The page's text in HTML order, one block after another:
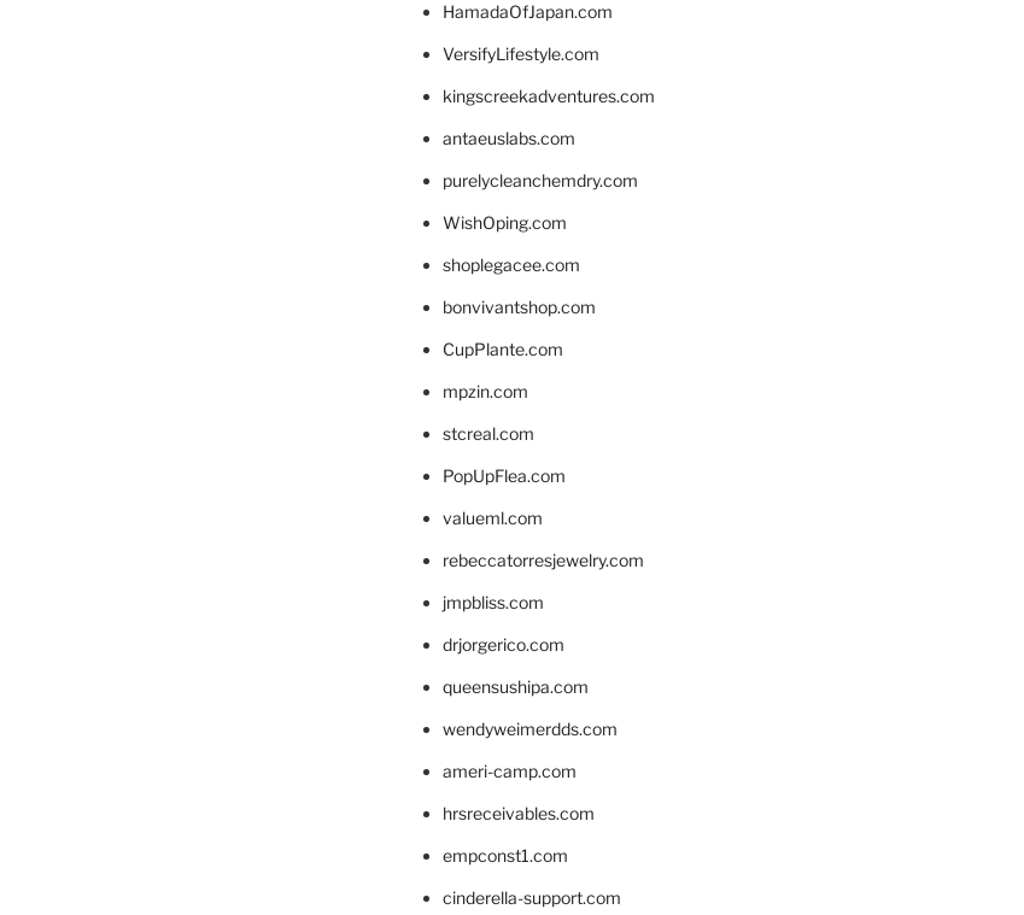
HamadaOfJapan.com
VersifyLifestyle.com
kingscreekadventures.com
antaeuslabs.com
purelycleanchemdry.com
WishOping.com
shoplegacee.com
bonvivantshop.com
CupPlante.com
mpzin.com
stcreal.com
PopUpFlea.com
valueml.com
rebeccatorresjewelry.com
jmpbliss.com
drjorgerico.com
queensushipa.com
wendyweimerdds.com
ameri-camp.com
hrsreceivables.com
empconst1.com
cinderella-support.com